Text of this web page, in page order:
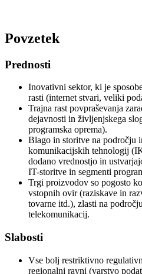
Povzetek
Prednosti
Inovativni sektor, ki je
rasti (internet stvari, veliki
Trajna rast povpraševanja
dejavnosti in življenjskega
programska oprema).
Blago in storitve na področju
komunikacijskih tehnologij
dodano vrednostjo in
IT-storitve in segmenti
Trgi proizvodov so pogosto
vstopnih ovir (raziskave in
tovarne itd.), zlasti na
telekomunikacij.
Slabosti
Vse bolj restriktivno
regionalni ravni (varstvo